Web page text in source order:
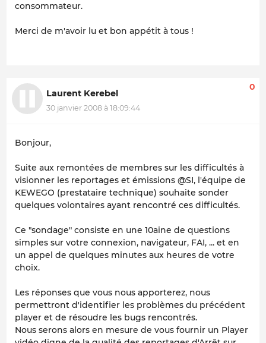
consommateur.
Merci de m'avoir lu et bon appétit à tous !
Laurent Kerebel
30 janvier 2008 à 18:09:44
0
Bonjour,
Suite aux remontées de membres sur les difficultés à
visionner les reportages et émissions @SI, l'équipe de
KEWEGO (prestataire technique) souhaite sonder
quelques volontaires ayant rencontré ces difficultés.
Ce "sondage" consiste en une 10aine de questions
simples sur votre connexion, navigateur, FAI, ... et en
un appel de quelques minutes aux heures de votre
choix.
Les réponses que vous nous apporterez, nous
permettront d'identifier les problèmes du précédent
player et de résoudre les bugs rencontrés.
Nous serons alors en mesure de vous fournir un Player